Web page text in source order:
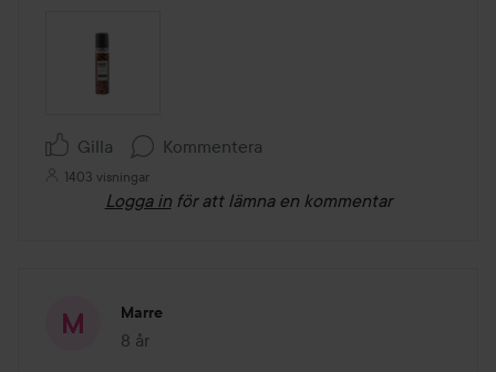
Gilla Kommentera
1403 visningar
Logga in för att lämna en kommentar
Marre
8 år
Inlägget skapades 8 år